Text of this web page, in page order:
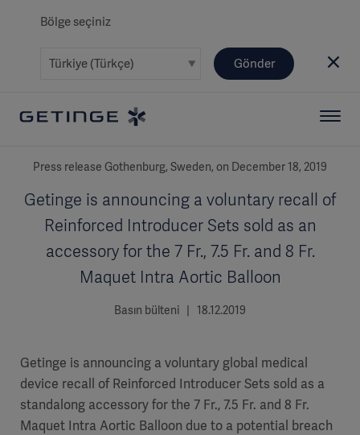
Bölge seçiniz
Gönder
Press release Gothenburg, Sweden, on December 18, 2019
Getinge is announcing a voluntary recall of
Reinforced Introducer Sets sold as an
accessory for the 7 Fr., 7.5 Fr. and 8 Fr.
Maquet Intra Aortic Balloon
Basın bülteni | 18.12.2019
Getinge is announcing a voluntary global medical
device recall of Reinforced Introducer Sets sold as a
standalong accessory for the 7 Fr., 7.5 Fr. and 8 Fr.
Maquet Intra Aortic Balloon due to a potential breach